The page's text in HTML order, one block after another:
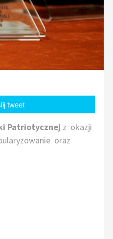
tweet
Patriotycznej z okazji
oraz